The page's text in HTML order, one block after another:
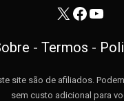
X
- Termos -
site são de afiliados.
sem custo adicional para